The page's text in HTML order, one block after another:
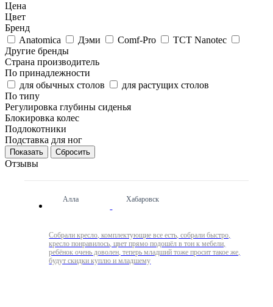
Цена
Цвет
Бренд
Anatomica
Дэми Comf-Pro
TCT Nanotec
Другие бренды
Страна производитель
По принадлежности
для обычных столов
для растущих столов
По типу
Регулировка глубины сиденья
Блокировка колес
Подлокотники
Подставка для ног
Сбросить
Отзывы
Алла Хабаровск
Собрали кресло, комплектующие все есть, собрали быстро,
кресло понравилось, цвет прямо подошёл в тон к мебели,
ребёнок очень доволен, теперь младший тоже просит такое же,
будут скидки куплю и младшему